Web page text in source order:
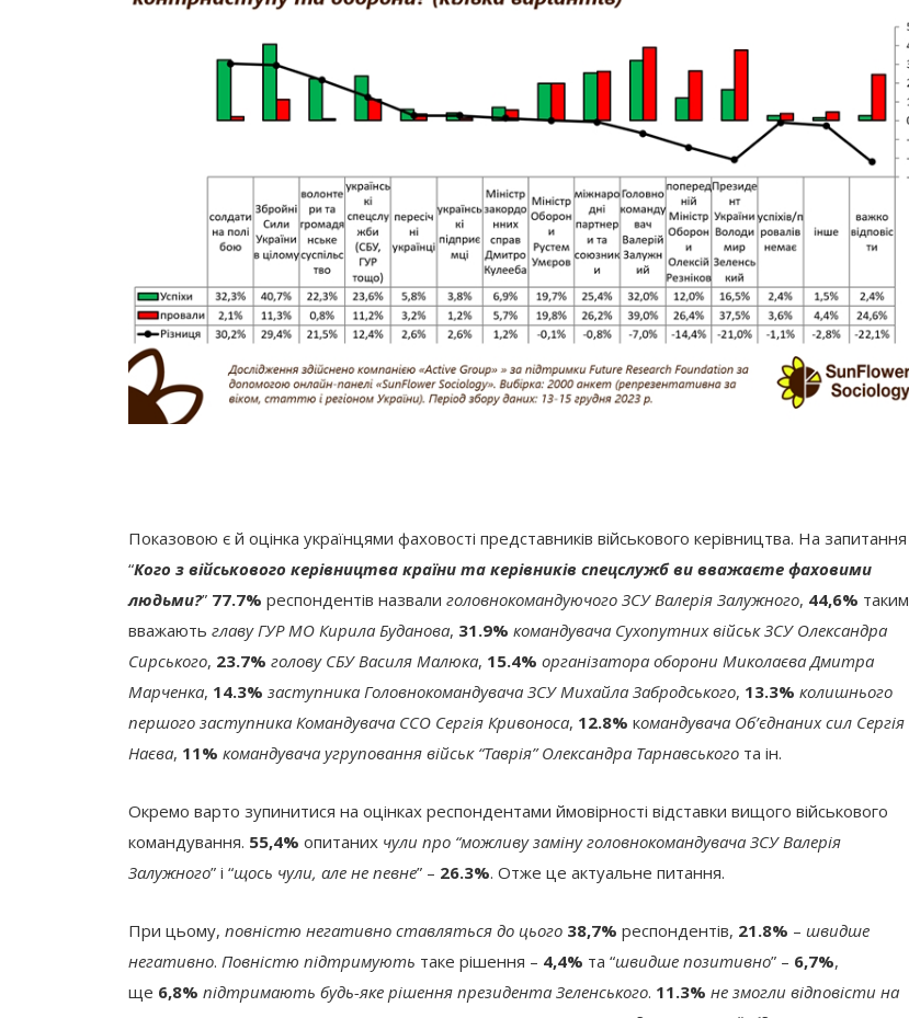
Показовою є й оцінка українцями фаховості представників військового керівництва. На запитання
“Кого з військового керівництва країни та керівників спецслужб ви вважаєте фаховими
людьми?” 77.7% респондентів назвали головнокомандуючого ЗСУ Валерія Залужного, 44,6% таким
вважають главу ГУР МО Кирила Буданова, 31.9% командувача Сухопутних військ ЗСУ Олександра
Сирського, 23.7% голову СБУ Василя Малюка, 15.4% організатора оборони Миколаєва Дмитра
Марченка, 14.3% заступника Головнокомандувача ЗСУ Михайла Забродського, 13.3% колишнього
першого заступника Командувача ССО Сергія Кривоноса, 12.8% командувача Об’єднаних сил Сергія
Наєва, 11% командувача угруповання військ “Таврія” Олександра Тарнавського та ін.
Окремо варто зупинитися на оцінках респондентами ймовірності відставки вищого військового
командування. 55,4% опитаних чули про “можливу заміну головнокомандувача ЗСУ Валерія
Залужного” і “щось чули, але не певне” – 26.3%. Отже це актуальне питання.
При цьому, повністю негативно ставляться до цього 38,7% респондентів, 21.8% – швидше
негативно. Повністю підтримують таке рішення – 4,4% та “швидше позитивно” – 6,7%,
ще 6,8% підтримають будь-яке рішення президента Зеленського. 11.3% не змогли відповісти на